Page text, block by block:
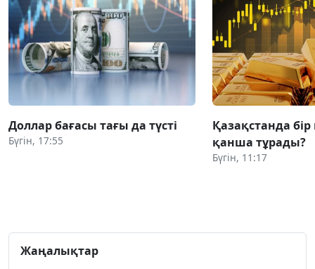
Доллар бағасы тағы да түсті
Бүгін, 17:55
Қазақстанда
қанша тұрады?
Бүгін, 11:17
Жаңалықтар